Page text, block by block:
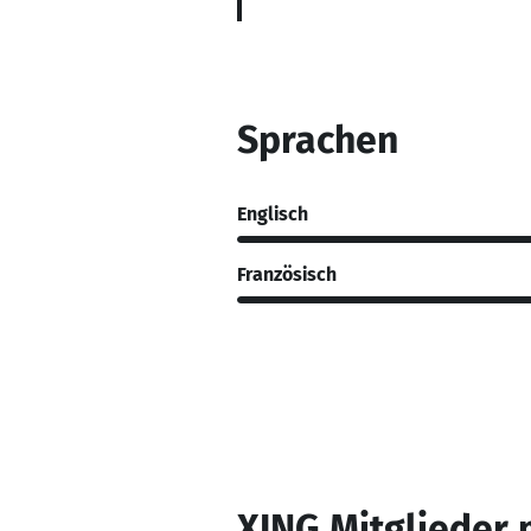
Sprachen
Englisch
Französisch